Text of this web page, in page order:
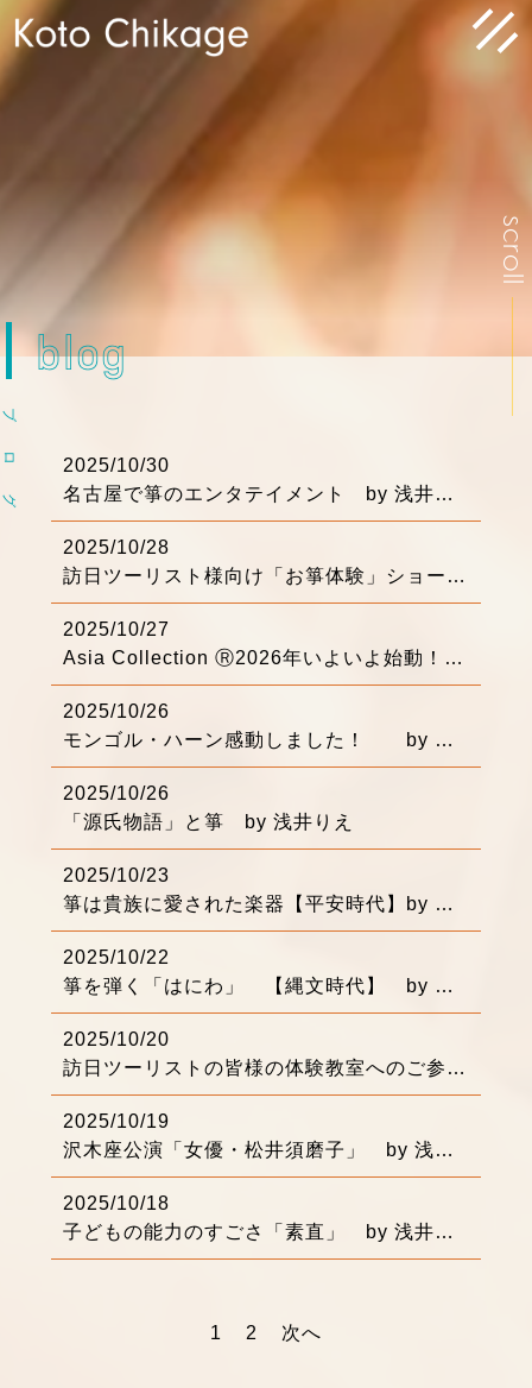
scroll
blog
ブ
ロ
グ
2025/10/30
名古屋で箏のエンタテイメント by 浅井りえ
2025/10/28
訪日ツーリスト様向け「お箏体験」ショートムービー by 浅井りえ
2025/10/27
Asia Collection Ⓡ2026年いよいよ始動！ by 浅井りえ
2025/10/26
モンゴル・ハーン感動しました！ by 浅井りえ
2025/10/26
「源氏物語」と箏 by 浅井りえ
2025/10/23
箏は貴族に愛された楽器【平安時代】by 浅井りえ
2025/10/22
箏を弾く「はにわ」 【縄文時代】 by 浅井りえ
2025/10/20
訪日ツーリストの皆様の体験教室へのご参加、３００名を越えました！ありがとうございます
2025/10/19
沢木座公演「女優・松井須磨子」 by 浅井りえ
2025/10/18
子どもの能力のすごさ「素直」 by 浅井りえ
1 2 次へ